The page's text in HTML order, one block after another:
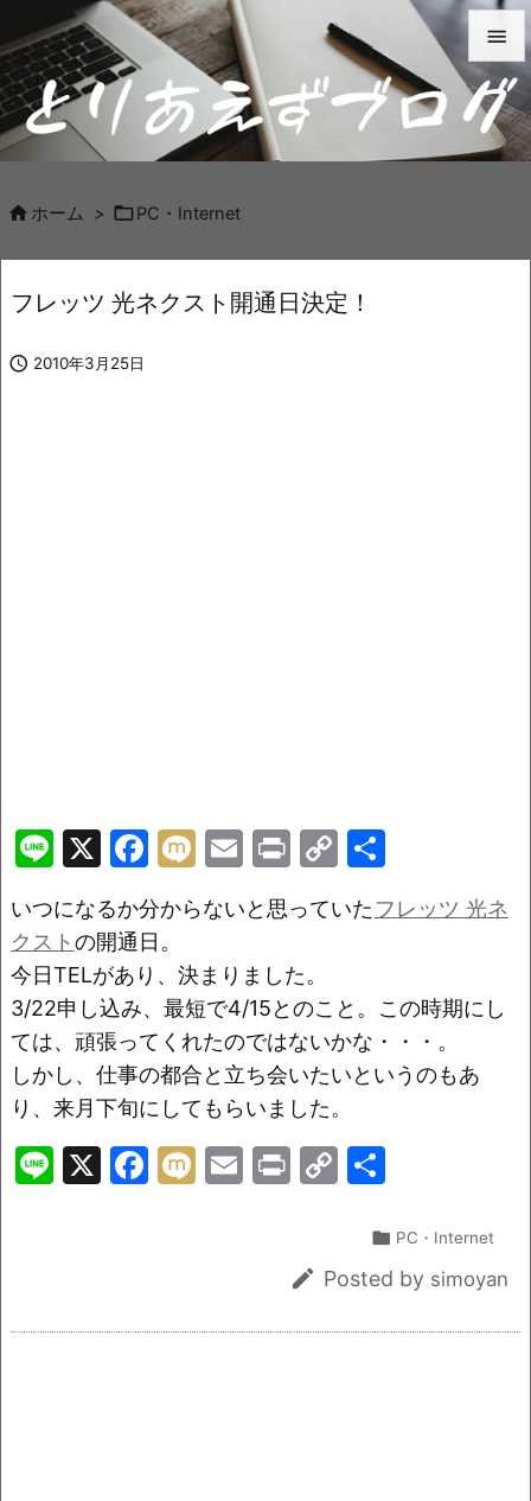


メニュ

 ホーム > PC・Internet
フレッツ 光ネクスト開通日決定！
 2010年3月25日
Li
e
X
F
a
c
e
b
o
o
k
M
i
E
m
ai
l
Pr
t
C
p
Li
n
k
いつになるか分からないと思っていた フレッツ 光ネ
クストの開通日。
今日TELがあり、決まりました。
3/22申し込み、最短で4/15とのこと。この時期にし
ては、頑張ってくれたのではないかな・・・。
しかし、仕事の都合と立ち会いたいというのもあ
り、来月下旬にしてもらいました。
Li X
F
M E
Pr C
y
 PC・Internet
 Posted by simoyan